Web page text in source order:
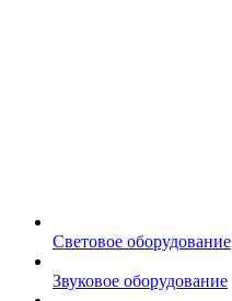
Световое оборудование
Звуковое оборудование